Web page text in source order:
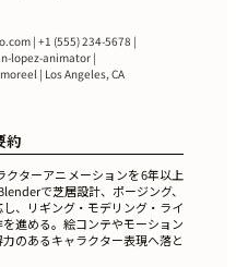
| +1 (555) 234-5678 |
lopez-animator |
| Los Angeles, CA
約
ターアニメーションを6年以上
で芝居設計、ポージング、
、リギング・モデリング・ライ
進める。絵コンテやモーション
のあるキャラクター表現へ落と